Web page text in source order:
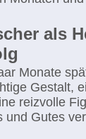
als
Monate
Gestalt,
reizvolle
und Gutes